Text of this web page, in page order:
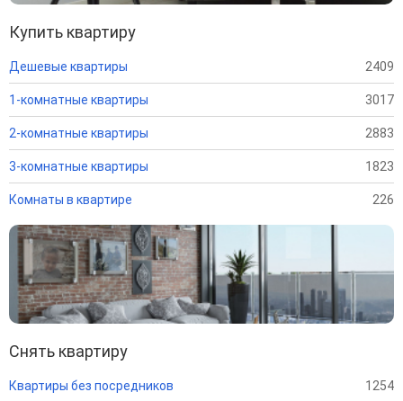
Купить квартиру
Дешевые квартиры 2409
1-комнатные квартиры 3017
2-комнатные квартиры 2883
3-комнатные квартиры 1823
Комнаты в квартире 226
Снять квартиру
Квартиры без посредников 1254